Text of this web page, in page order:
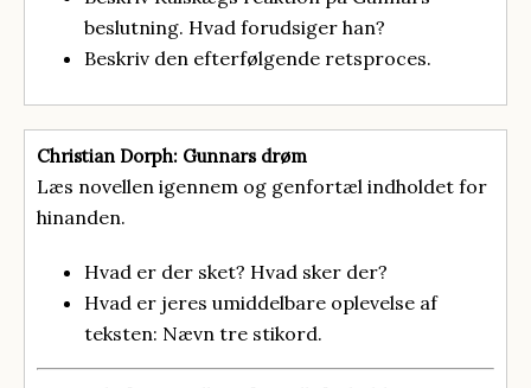
beslutning. Hvad forudsiger han?
Beskriv den efterfølgende retsproces.
Christian Dorph: Gunnars drøm
Læs novellen igennem og genfortæl indholdet for
hinanden.
Hvad er der sket? Hvad sker der?
Hvad er jeres umiddelbare oplevelse af
teksten: Nævn tre stikord.